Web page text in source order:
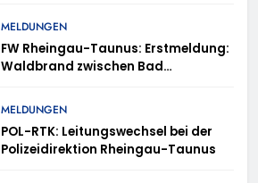
MELDUNGEN
FW Rheingau-Taunus: Erstmeldung:
Waldbrand zwischen Bad
Taunusstein-Seitzenhahn – rund 150
Einsatzkräfte im Einsatz
MELDUNGEN
POL-RTK: Leitungswechsel bei der
Polizeidirektion Rheingau-Taunus